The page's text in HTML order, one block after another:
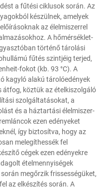
a fűtési ciklusok során. Az
készülnek, amelyek
az élelmiszerrel
A hőmérséklet-
történő tárolási
fűtés szintjéig terjed,
fokot (kb. 93 °C). A
kagyló alakú tárolóedények
köztük az ételkiszolgáló
szolgáltatásokat, a
és a háztartási élelmiszer-
ezen edényeket
így biztosítva, hogy az
melegíthessék fel
cégek ezen edényekre
ételmennyiségek
megőrzik frissességüket,
az elkészítés során. A